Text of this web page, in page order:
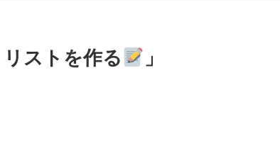
リストを作る 」